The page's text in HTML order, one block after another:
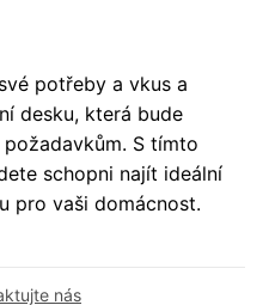
potřeby a vkus a
desku, která bude
S tímto
schopni najít ideální
pro vaši domácnost.
nás